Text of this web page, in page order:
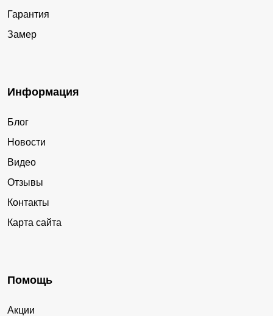
Гарантия
Замер
Информация
Блог
Новости
Видео
Отзывы
Контакты
Карта сайта
Помощь
Акции